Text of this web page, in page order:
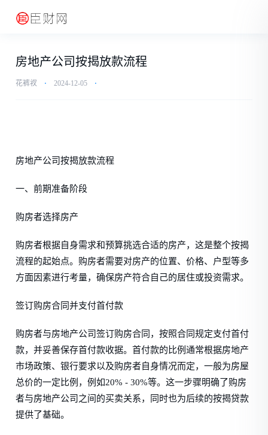
房地产公司按揭放款流程
花裤衩 ⋅ 2024-12-05 ⋅
房地产公司按揭放款流程
一、前期准备阶段
购房者选择房产
购房者根据自身需求和预算挑选合适的房产，这是整个按揭
流程的起始点。购房者需要对房产的位置、价格、户型等多
方面因素进行考量，确保房产符合自己的居住或投资需求。
签订购房合同并支付首付款
购房者与房地产公司签订购房合同，按照合同规定支付首付
款，并妥善保存首付款收据。首付款的比例通常根据房地产
市场政策、银行要求以及购房者自身情况而定，一般为房屋
总价的一定比例，例如20% - 30%等。这一步骤明确了购房
者与房地产公司之间的买卖关系，同时也为后续的按揭贷款
提供了基础。